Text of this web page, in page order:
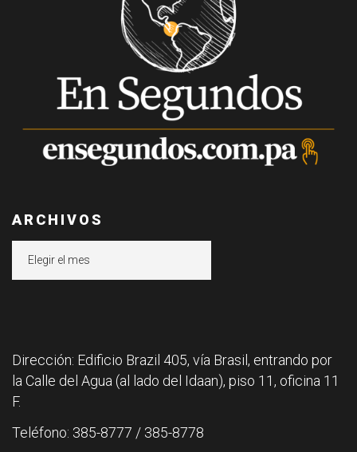
ARCHIVOS
Dirección: Edificio Brazil 405, vía Brasil, entrando por
la Calle del Agua (al lado del Idaan), piso 11, oficina 11
F.
Teléfono: 385-8777 / 385-8778